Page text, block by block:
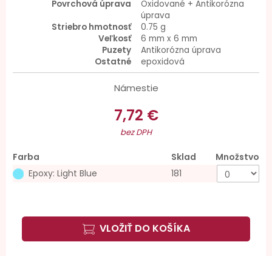
Povrchová úprava
Oxidované + Antikorózna
úprava
Striebro hmotnosť
0.75 g
Veľkosť
6 mm x 6 mm
Puzety
Antikorózna úprava
Ostatné
epoxidová
Námestie
7,72 €
bez DPH
Farba Sklad
Množstvo
Epoxy: Light Blue
181
VLOŽIŤ DO KOŠÍKA